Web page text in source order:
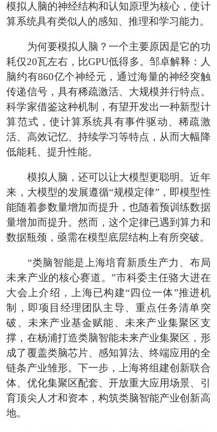
模拟人脑的神经结构和认知原理为核心，使计
算系统具有类似人的感知、推理和学习能力。
为何要模拟人脑？一个主要原因是它的功
耗仅20瓦左右，比GPU低得多。邹卓解释：人
脑约有860亿个神经元，通过海量的神经突触
传递信号，具有稀疏激活、大规模并行特点。
科学家借鉴这种机制，有望开发出一种新型计
算范式，使计算系统具有事件驱动、稀疏激
活、高效记忆、持续学习等特点，从而大幅降
低能耗、提升性能。
模拟人脑，还可以让大模型更聪明。近年
来，大模型的发展遵循“规模定律”，即模型性
能随着参数量增加而提升，也随着预训练数据
量增加而提升。然而，这个定律已遇到算力和
数据瓶颈，亟需在模型底层结构上有所突破。
“类脑智能是上海培育新质生产力、布局
未来产业的核心赛道。”市科委主任骆大进在
大会上介绍，上海已构建“四位一体”推进机
制，即项目经理团队主导、重点任务清单突
破、未来产业基金赋能、未来产业集聚区支
撑，在杨浦打造类脑智能未来产业集聚区，形
成了覆盖类脑芯片、感知算法、终端应用的全
链条产业雏形。下一步，上海将组建创新联合
体、优化集聚区配套、开放重大应用场景、引
育顶尖人才和资本，构筑类脑智能产业创新高
地。